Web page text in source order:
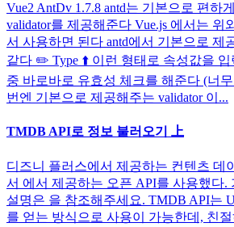
Vue2 AntDv 1.7.8 antd는 기본으로 편하
validator를 제공해준다 Vue.js 에서는 위
서 사용하면 된다 antd에서 기본으로 제
같다 ✏️ Type ⬆️ 이런 형태로 속성값을 입
중 바로바로 유효성 체크를 해준다 (너무
번엔 기본으로 제공해주는 validator 이...
TMDB API로 정보 불러오기 上
디즈니 플러스에서 제공하는 컨텐츠 데
서 에서 제공하는 오픈 API를 사용했다.
설명은 을 참조해주세요. TMDB API는
를 얻는 방식으로 사용이 가능한데, 친